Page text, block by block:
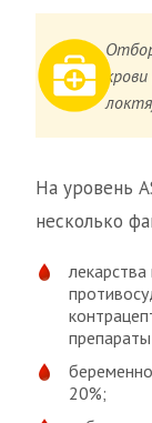
На уровень
несколько
20%;